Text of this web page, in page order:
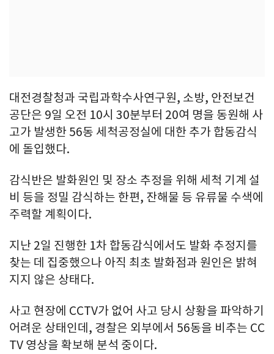
대전경찰청과 국립과학수사연구원, 소방, 안전보건
공단은 9일 오전 10시 30분부터 20여 명을 동원해 사
고가 발생한 56동 세척공정실에 대한 추가 합동감식
에 돌입했다.
감식반은 발화원인 및 장소 추정을 위해 세척 기계 설
비 등을 정밀 감식하는 한편, 잔해물 등 유류물 수색에
주력할 계획이다.
지난 2일 진행한 1차 합동감식에서도 발화 추정지를
찾는 데 집중했으나 아직 최초 발화점과 원인은 밝혀
지지 않은 상태다.
사고 현장에 CCTV가 없어 사고 당시 상황을 파악하기
어려운 상태인데, 경찰은 외부에서 56동을 비추는 CC
TV 영상을 확보해 분석 중이다.